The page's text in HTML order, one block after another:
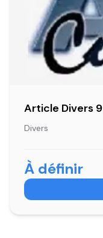
Article Divers 9
Divers
À définir